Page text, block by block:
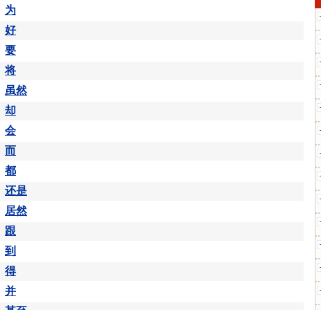
为
好
要
将
虽然
却
会
而
都
还是
居然
跟
到
得
并